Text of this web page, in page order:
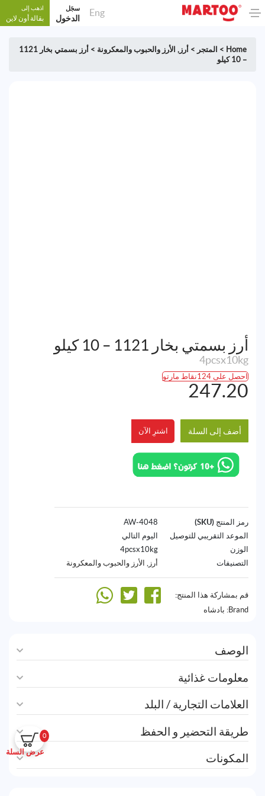
Eng سجَل
الدخول
اذهب إلى
بقالة أون لاين
0
عرض السلة
Home
> المتجر > أرز , الأرز والحبوب والمعكرونة >
أرز بسمتي بخار 1121
– 10 كيلو
أرز بسمتي بخار 1121 – 10 كيلو
4pcsx10kg
احصل على 124نقاط مارتو
247.20
أضف إلى السلة اشترِ الآن
رمز المنتج (SKU)
4048-AW
الموعد التقريبي للتوصيل
اليوم التالي
الوزن
4pcsx10kg
التصنيفات
أرز , الأرز والحبوب والمعكرونة
قم بمشاركة هذا المنتج:
Brand: بادشاه
الوصف
معلومات غذائية
العلامات التجارية / البلد
طريقة التحضير و الحفظ
المكونات